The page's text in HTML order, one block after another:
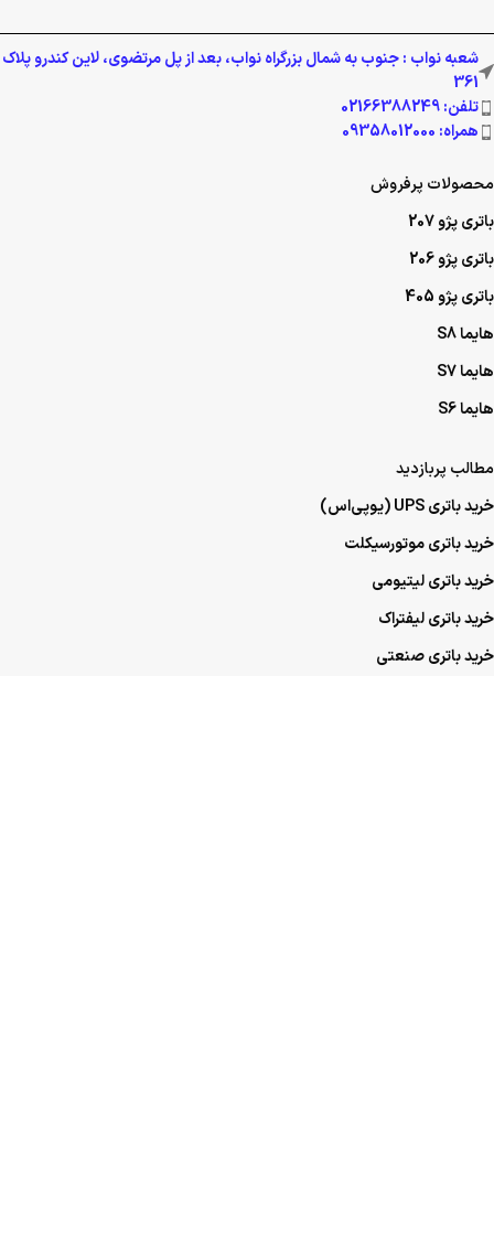
شعبه نواب : جنوب به شمال بزرگراه نواب، بعد از پل مرتضوی، لاین کندرو پلاک
361
تلفن: 02166388249
همراه: 09358012000
محصولات پرفروش
باتری پژو 207
باتری پژو 206
باتری پژو 405
هایما S8
هایما S7
هایما S6
مطالب پربازدید
خرید باتری UPS (یو‌پی‌اس)
خرید باتری موتورسیکلت
خرید باتری لیتیومی
خرید باتری لیفتراک
خرید باتری صنعتی